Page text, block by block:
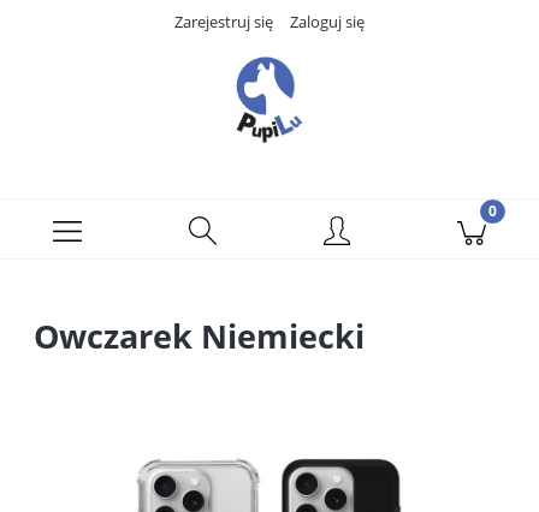
Zarejestruj się Zaloguj się
Owczarek Niemiecki